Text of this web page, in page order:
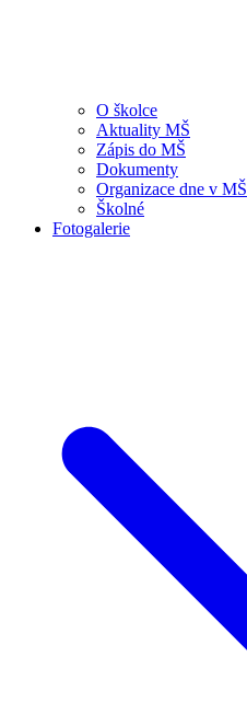
O školce
Aktuality MŠ
Zápis do MŠ
Dokumenty
Organizace dne v MŠ
Školné
Fotogalerie